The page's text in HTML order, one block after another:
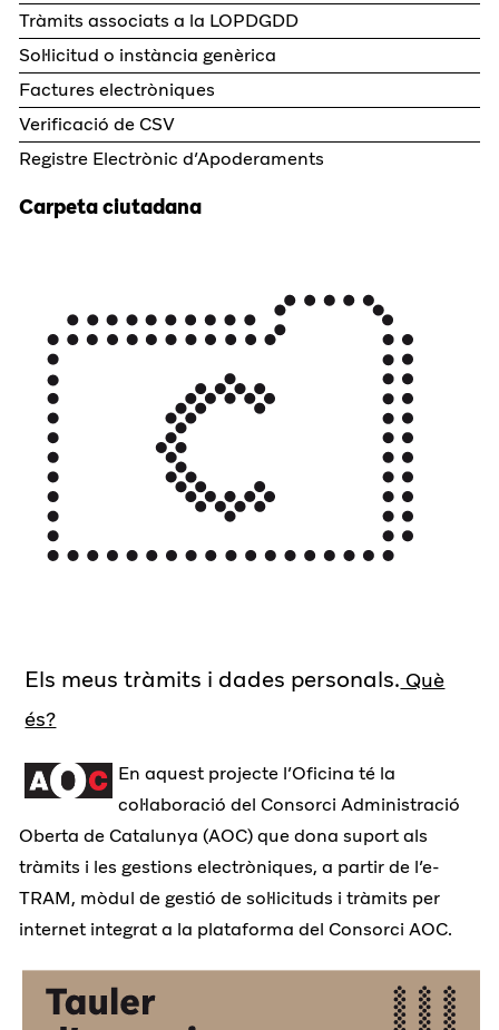
Tràmits associats a la LOPDGDD
Sol·licitud o instància genèrica
Factures electròniques
Verificació de CSV
Registre Electrònic d’Apoderaments
Carpeta ciutadana
Els meus tràmits i dades personals. Què
és?
En aquest projecte l’Oficina té la
col·laboració del Consorci Administració
Oberta de Catalunya (AOC) que dona suport als
tràmits i les gestions electròniques, a partir de l’e-
TRAM, mòdul de gestió de sol·licituds i tràmits per
internet integrat a la plataforma del Consorci AOC.